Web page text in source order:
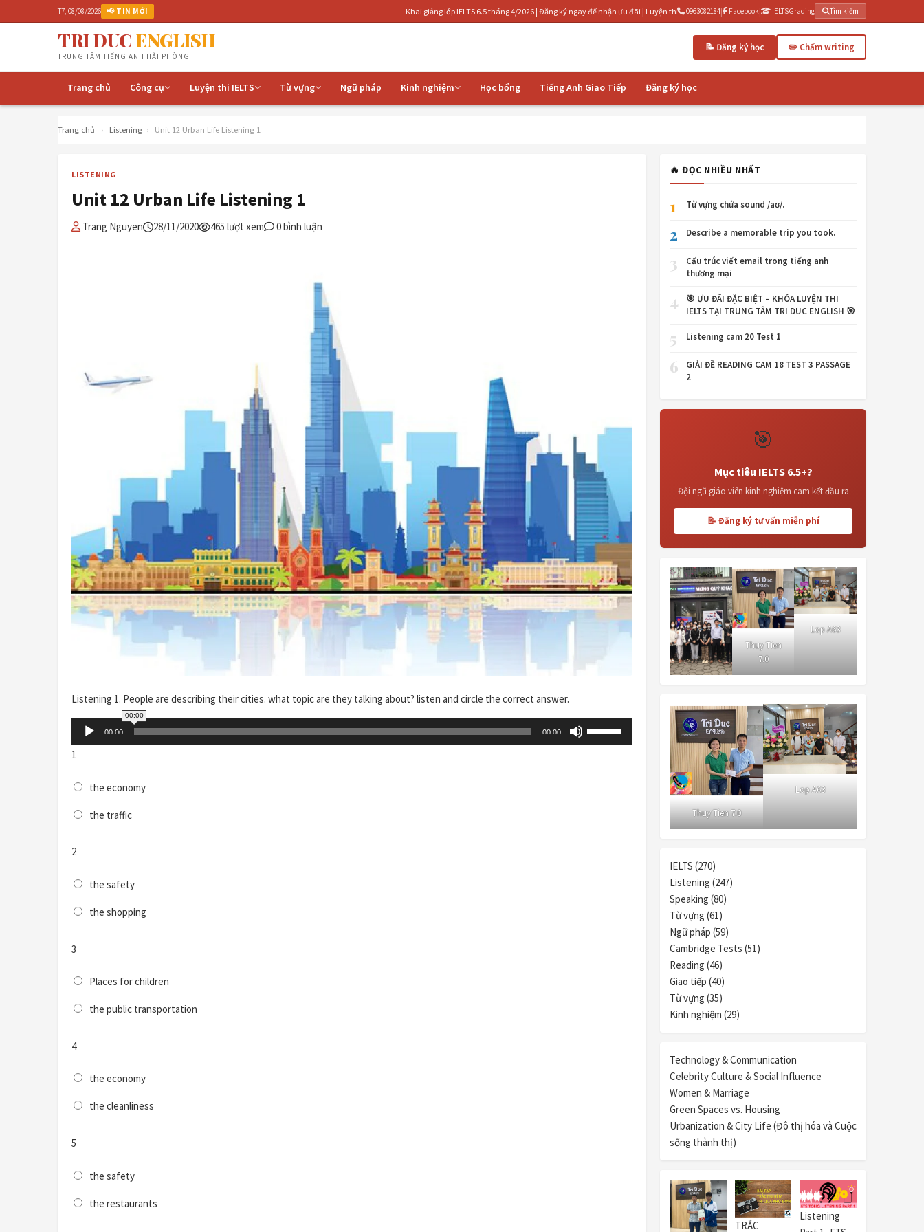
T7, 08/08/2026 📢 TIN MỚI Khai giảng lớp IELTS 6.5 tháng 4/2026 | Đăng ký ngay để nhận ưu đãi | Luyện thi IELTS cấp tốc 3 tháng | IELTSGrading.com - Chấm writing AI miễn phí
0963082184| Facebook| IELTSGrading Tìm kiếm
TRI DUC ENGLISH
TRUNG TÂM TIẾNG ANH HẢI PHÒNG
📝 Đăng ký học ✏️ Chấm writing
Trang chủ Công cụ Luyện thi IELTS Từ vựng Ngữ pháp Kinh nghiệm Học bổng Tiếng Anh Giao Tiếp Đăng ký học
Trang chủ › Listening › Unit 12 Urban Life Listening 1
LISTENING
Unit 12 Urban Life Listening 1
Trang Nguyen 28/11/2020 465 lượt xem 0 bình luận
Listening 1. People are describing their cities. what topic are they talking about? listen and circle the correct answer.
Audio
Player
00:00
00:00
00:00
Use
Up/Down
1
the economy
the traffic
2
the safety
the shopping
3
Places for children
the public transportation
4
the economy
the cleanliness
5
the safety
the restaurants
🔥 ĐỌC NHIỀU NHẤT
1 Từ vựng chứa sound /aʊ/.
2 Describe a memorable trip you took.
3
Cấu trúc viết email trong tiếng anh
thương mại
4
🎯 ƯU ĐÃI ĐẶC BIỆT – KHÓA LUYỆN THI
IELTS TẠI TRUNG TÂM TRI DUC ENGLISH 🎯
5 Listening cam 20 Test 1
6
GIẢI ĐỀ READING CAM 18 TEST 3 PASSAGE
2
🎯
Mục tiêu IELTS 6.5+?
Đội ngũ giáo viên kinh nghiệm cam kết đầu ra
📝 Đăng ký tư vấn miễn phí
Thuy Tien
7.0
Lop A63
Thuy Tien 7.0
Lop A63
IELTS (270)
Listening (247)
Speaking (80)
Từ vựng (61)
Ngữ pháp (59)
Cambridge Tests (51)
Reading (46)
Giao tiếp (40)
Từ vựng (35)
Kinh nghiệm (29)
Technology & Communication
Celebrity Culture & Social Influence
Women & Marriage
Green Spaces vs. Housing
Urbanization & City Life (Đô thị hóa và Cuộc
sống thành thị)
TRẮC
Listening